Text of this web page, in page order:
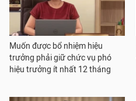
Muốn được bổ nhiệm hiệu
trưởng phải giữ chức vụ phó
hiệu trưởng ít nhất 12 tháng